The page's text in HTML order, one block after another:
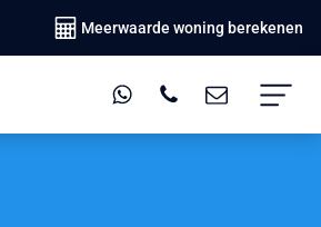
Meerwaarde woning berekenen